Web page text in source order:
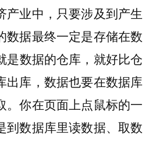
产业中，只要涉及到产生
数据最终一定是存储在数
是数据的仓库，就好比仓
出库，数据也要在数据库
。你在页面上点鼠标的一
到数据库里读数据、取数